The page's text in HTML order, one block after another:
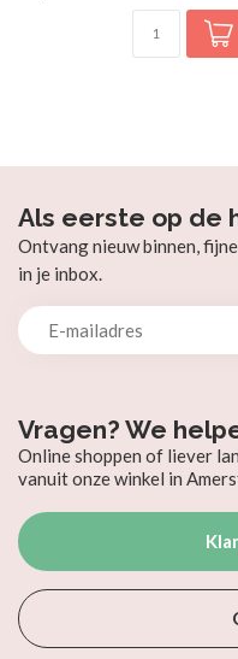
Vragen? We
Online shoppen of liever
vanuit onze winkel in
Als eerste op de
Ontvang nieuw binnen,
in je inbox.